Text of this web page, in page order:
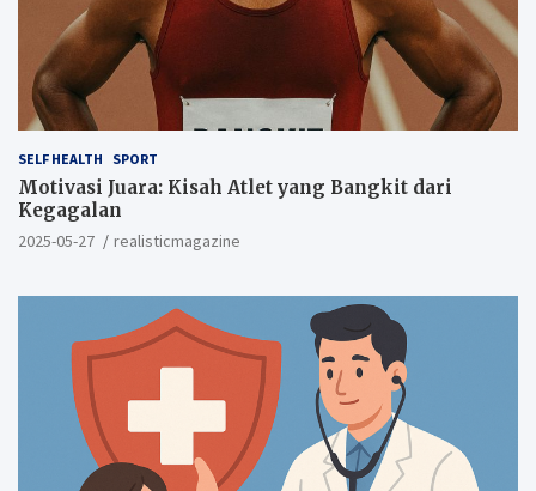
SELF HEALTH SPORT
Motivasi Juara: Kisah Atlet yang Bangkit dari
Kegagalan
2025-05-27 realisticmagazine